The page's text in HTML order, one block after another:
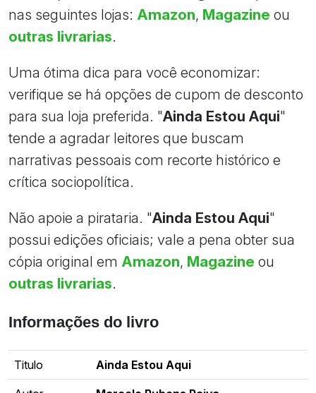
nas seguintes lojas: Amazon, Magazine ou
outras livrarias.
Uma ótima dica para você economizar:
verifique se há opções de cupom de desconto
para sua loja preferida. "Ainda Estou Aqui"
tende a agradar leitores que buscam
narrativas pessoais com recorte histórico e
crítica sociopolítica.
Não apoie a pirataria. "Ainda Estou Aqui"
possui edições oficiais; vale a pena obter sua
cópia original em Amazon, Magazine ou
outras livrarias.
Informações do livro
Titulo Ainda Estou Aqui